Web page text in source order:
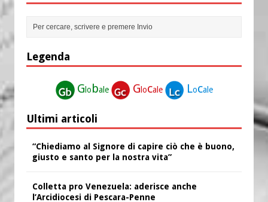
Legenda
Globale Glocale Locale
Ultimi articoli
“Chiediamo al Signore di capire ciò che è buono,
giusto e santo per la nostra vita”
Colletta pro Venezuela: aderisce anche
l’Arcidiocesi di Pescara-Penne